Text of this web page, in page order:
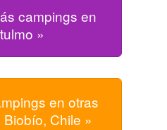
campings en
»
en otras
Chile »